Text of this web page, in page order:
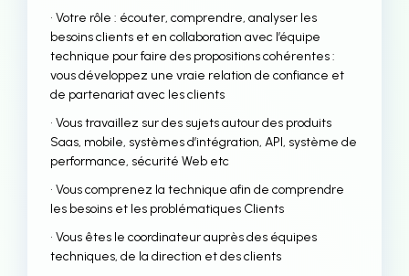
• Votre rôle : écouter, comprendre, analyser les
besoins clients et en collaboration avec l’équipe
technique pour faire des propositions cohérentes :
vous développez une vraie relation de confiance et
de partenariat avec les clients
• Vous travaillez sur des sujets autour des produits
Saas, mobile, systèmes d’intégration, API, système de
performance, sécurité Web etc
• Vous comprenez la technique afin de comprendre
les besoins et les problématiques Clients
• Vous êtes le coordinateur auprès des équipes
techniques, de la direction et des clients